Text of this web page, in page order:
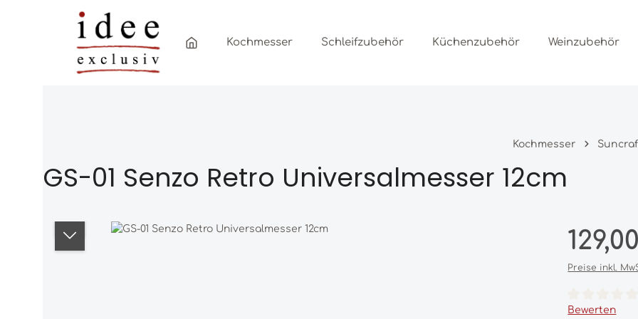
Zum Hauptinhalt springen
Zur Hauptnavigation springen
Kochmesser Schleifzubehör Küchenzubehör Weinzubehör
Kochmesser
GS-01 Senzo Retro Universalmesser 12cm
Bildergalerie überspringen Regulärer
Preise inkl.
Bewerten